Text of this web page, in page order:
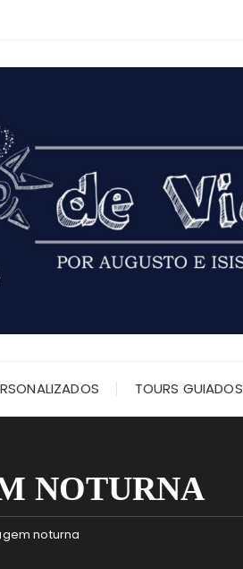
TOURS GUIADOS
NOTURNA
noturna